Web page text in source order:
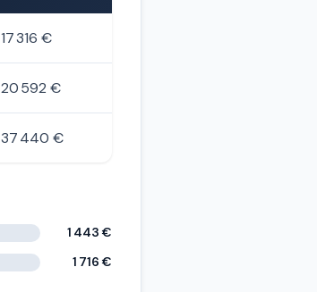
17 316 €
20 592 €
37 440 €
1 443 €
1 716 €